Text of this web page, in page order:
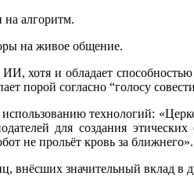
на алгоритм.
на живое общение.
хотя и обладает
порой согласно “голосу
технологий:
для создания
не прольёт кровь за ближнего».
внёсших значительный вклад в